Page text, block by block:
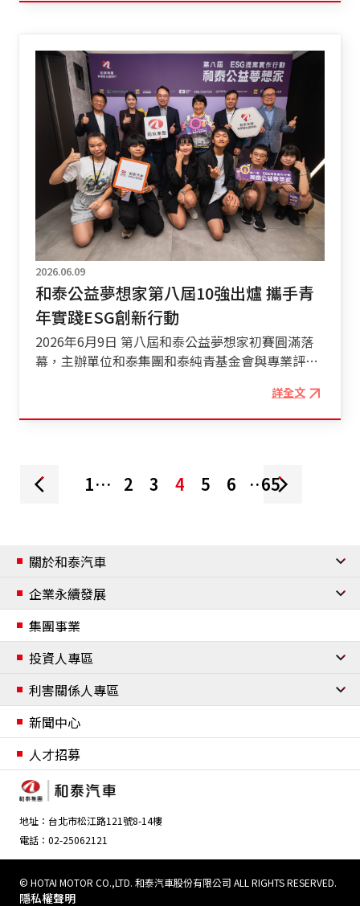
內容請洽各地經銷商，以了解車主使用手冊相關說
明。實際道路行駛時，受車速、路況及天候等因素
影響，駕駛仍須參考車主使用手冊之詳細內容，並
於行駛時隨時掌握周遭狀況，以確保安全駕駛。 註
8：此價格僅為車輛零售價，不含配件、領牌及保
險等其他費用，實際交易價格由買賣雙方依交易條
件內容協商議定之。各等級實際售價將於上市後正
式公告，多退少不補。詳細預購活動，請洽詢全台
TOYOTA經銷商據點。 註9：汰舊換新價新台幣99
萬元起為豪華版等級之價格，此價格已扣除政府補
助汰舊換新5萬元之貨物稅減徵金額。有關政府汰
舊換新減徵貨物稅最高5萬元之補助資格，以主管
機關審核為準。詳細適用範圍、對象與限制請參考
財政部官網。
勵更多學童共同投入交通安全學習。 和泰汽
車與和泰純青社會福利基金會多年來持續推動交通
安全教育，期盼透過寓教於樂的方式，將交通安全
觀念深植於兒童心中，並透過孩子影響家庭，進一
步擴及社會大眾，共同提升交通安全意識。未來也
將持續結合各界資源，推廣交通安全教育，為打造
更友善、更安全的交通環境持續努力，攜手創造臺
灣交通的美好未來。 大合照
南、高雄、宜蘭及花蓮等地，結合TOYOTA營業所
及GR Garage林口等據點，共設置15場捐血活動，
號召和泰集團關係企業、全台經銷商夥伴、車主及
民眾共同挽袖捐血，以實際行動支持全台醫療用血
需求。 響應日本豐田汽車提出的
「Producing Happiness for All」理念，和泰集團
以「量產幸福」為使命，持續整合集團資源投入公
益行動。本次活動攜手和泰純青基金會、車美仕、
和泰產險，以及國都汽車、北都汽車、桃苗汽車、
中部汽車、南都汽車、高都汽車、蘭揚汽車及東部
汽車等關係企業與經銷商夥伴共同響應，串聯全台
15個捐血據點，期盼號召更多民眾挽袖捐血，以實
際行動支持醫療用血需求，讓關懷生命的善意持續
擴散。 民眾在活動期間參與「2026和泰集團 全台
捐血串聯」並完成捐血，即可獲得「友善石虎農作
18號產區茶包組」乙份，數量有限，送完為止
凡於活動期間參與「2026和泰集團 全台捐血串
聯」並完成捐血者，即可獲贈「友善石虎農作18號
產區茶包組」乙份，數量有限，送完為止。期盼透
過這份小小心意，感謝每位熱心捐血民眾以實際行
共好（左至右：台灣血液基金會台北捐血中心林敏
年服務超過15萬人次捐血者，累計募集逾220萬袋
捐血公益，期望透過一次次的熱血募集，陪伴社
會、回應需求，為穩定醫療用血盡一份心力。未來
也將持續攜手關係企業及全台經銷商投入多元公益
行動，發揮集團影響力，為社會創造更多溫暖與美
2026.06.09
和泰公益夢想家第八屆10強出爐 攜手青
年實踐ESG創新行動
2026年6月9日 第八屆和泰公益夢想家初賽圓滿落
幕，主辦單位和泰集團和泰純青基金會與專業評審
舉辦「第八屆和泰公益夢想家ESG提案實作行動」
初賽，邀請教育部青年發展署擔任活動指導單位，
全台大專院校及高中的18組團隊齊聚一堂，以創新
思維回應社會與環境議題，經提案簡報及評審答辯
式展開公益實踐行動。 持續八年培育青年行動力 鼓
勵以創意回應永續挑戰 和泰集團自2019年推動
「和泰公益夢想家」以來，持續鼓勵青年關注社會
需求，透過實際行動發揮影響力。八年來已吸引超
過千組學生團隊參與，累計超過70組隊伍獲得公益
實作資源支持，將創意構想轉化為具體行動，為社
會注入更多正向改變的力量。 本屆競賽依循和
泰汽車永續藍圖M.O.V.E.四大主軸設計提案方向，
包括【Mobility 移動自由】、【Openness 社會共
好】、【Value 人才價值】及【Eco 環境友善】，
鼓勵青年從生活觀察出發，關注社會與環境議題，
並提出具創新性及實踐性的解決方案。 其中，
「移動自由」主軸鼓勵學生運用和泰集團旗下
iRent、yoxi等移動服務，探索不同族群的移動需
求；「社會共好」聚焦提升社會福祉與弱勢關懷；
「人才價值」鼓勵青年自我探索與職涯發展；「環
境友善」則引導學生以創新思維回應環境永續挑
戰。透過多元議題設計，培養青年以行動實踐永續
理念。 攜手永續創新夥伴 打造青年實踐平台
詳全文
1… 2 3 4 5 6 …65
關於和泰汽車
公司簡介
經營團隊
組織架構
合作夥伴
願景與使命
企業永續發展
企業永續發展
企業永續管理與政策
資安與個資保護
資訊安全管理個人資料保護政策
移動自由
重點活動環保產品設計
社會共好
重點活動企業志工
人才價值
重點活動權益與福祉職業安全衛生管理 培育與職涯發展
集團事業
投資人專區
公司治理
董事會委員會
財務資訊
股東資訊
利害關係人專區
利害關係人鑑別
聯絡我們
新聞中心
人才招募
地址：台北市松江路121號8-14樓
電話：02-25062121
© HOTAI MOTOR CO.,LTD. 和泰汽車股份有限公司 ALL RIGHTS RESERVED.
隱私權聲明